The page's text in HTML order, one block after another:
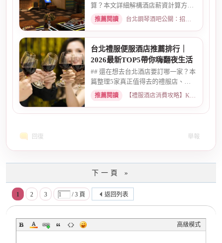
算？本文詳細解構酒店薪資計算方
式，從「坐檯節數」的基本概念、...
推薦閱讀 台北鋼琴酒吧公關：招募條件與工作環境介紹 · 2026-03-09
台北禮服便服酒店推薦排行｜
2026最新TOP5帶你嗨翻夜生活
## 還在想去台北酒店要訂哪一家？本
篇整理5家真正值得去的禮服店、便
服店，從氣氛、小姐素質、消...
推薦閱讀 【禮服酒店消費攻略】KTV喝酒娛樂、價格試算 · 2026-05-08
回復 舉報
下一頁 »
1 2 3 / 3 頁 返回列表
高級模式